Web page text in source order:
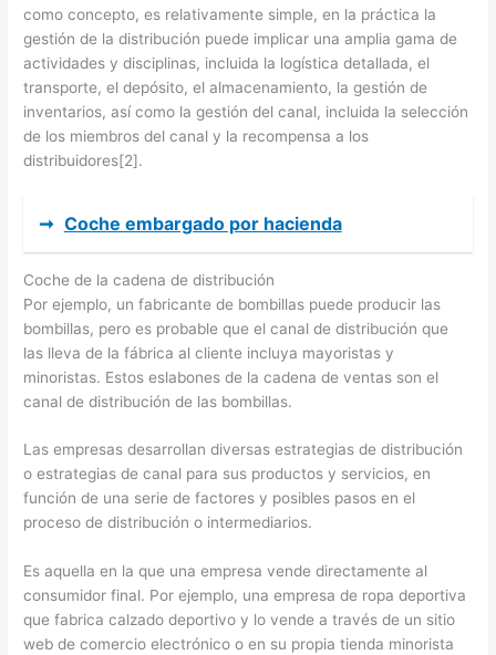
como concepto, es relativamente simple, en la práctica la
gestión de la distribución puede implicar una amplia gama de
actividades y disciplinas, incluida la logística detallada, el
transporte, el depósito, el almacenamiento, la gestión de
inventarios, así como la gestión del canal, incluida la selección
de los miembros del canal y la recompensa a los
distribuidores[2].
➞ Coche embargado por hacienda
Coche de la cadena de distribución
Por ejemplo, un fabricante de bombillas puede producir las
bombillas, pero es probable que el canal de distribución que
las lleva de la fábrica al cliente incluya mayoristas y
minoristas. Estos eslabones de la cadena de ventas son el
canal de distribución de las bombillas.
Las empresas desarrollan diversas estrategias de distribución
o estrategias de canal para sus productos y servicios, en
función de una serie de factores y posibles pasos en el
proceso de distribución o intermediarios.
Es aquella en la que una empresa vende directamente al
consumidor final. Por ejemplo, una empresa de ropa deportiva
que fabrica calzado deportivo y lo vende a través de un sitio
web de comercio electrónico o en su propia tienda minorista